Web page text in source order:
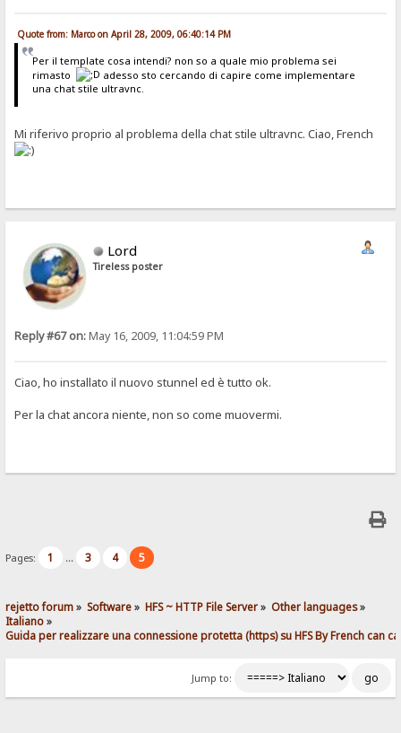
Quote from: Marco on April 28, 2009, 06:40:14 PM
Per il template cosa intendi? non so a quale mio problema sei
rimasto
adesso sto cercando di capire come implementare
una chat stile ultravnc.
Mi riferivo proprio al problema della chat stile ultravnc. Ciao, French
Lord
Tireless poster
Reply #67 on:May 16, 2009, 11:04:59 PM
Ciao, ho installato il nuovo stunnel ed è tutto ok.
Per la chat ancora niente, non so come muovermi.
Pages: 1 ... 3 4 5
rejetto forum» Software» HFS ~ HTTP File Server» Other languages»
Italiano»
Guida per realizzare una connessione protetta (https) su HFS By French can
Jump to: